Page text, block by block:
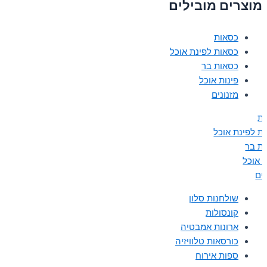
מוצרים מובילים
כסאות
כסאות לפינת אוכל
כסאות בר
פינות אוכל
מזנונים
לפינת אוכל
בר
אוכל
שולחנות סלון
קונסולות
ארונות אמבטיה
כורסאות טלוויזיה
ספות אירוח